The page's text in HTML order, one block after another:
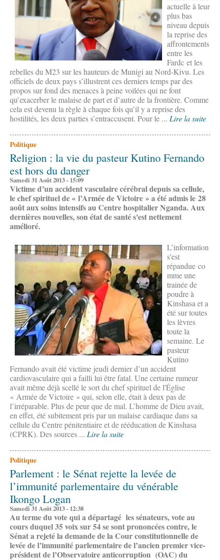
actuelle à leur
plus bas
niveau depuis
la reprise des
affrontements
entre les
Fardc et les
rebelles du M23 sur les hauteurs de Munigi au Nord-Kivu. Les
officiels de deux pays s’illustrent ces derniers temps par des
propos sur fond des menaces à peine voilées qui ne font
qu’exacerber le malaise de part et d’autre de la frontière. Comme
cela est devenu la règle à chaque fois qu’il y a reprise des
hostilités, les deux parties s’entraccusent. Pour le ... Lire la suite
Politique
Religion : la vie du pasteur Kutino Fernando
est hors du danger
Samedi 31 Août 2013 - 15:09
Victime d’un accident vasculaire cérébral depuis sa cellule,
le chef spirituel de « l’Armée de Victoire » a été admis le 28
août aux soins intensifs au Centre hospitalier Nganda. Aux
dernières nouvelles, son état de santé s'est nettement
amélioré.
L’information
s'est
répandue co
mme une
trainée de
poudre à
Kinshasa et a
été sur toutes
les lèvres
toute la
semaine. Le
pasteur
Kutino
Fernando avait été victime jeudi dernier d’un accident
cardiovasculaire qui a failli lui être fatal. Une certaine rumeur
avait même déjà scellé le sort du chef spirituel de l'Église
« Armée de Victoire » qui, selon elle, était à deux pas de
l’irréparable. Plus de peur que de mal. L’homme de Dieu avait,
en effet, été subitement pris par un malaise cardiaque dans sa
cellule du Centre pénitentiaire et de rééducation de Kinshasa
(CPRK). Des sources ... Lire la suite
Politique
Parlement : le Sénat rejette la levée de
l’immunité parlementaire du vénérable
Ikongo Logan
Samedi 31 Août 2013 - 12:38
Au terme du vote qui a départagé les sénateurs, vote au
cours duquel 35 voix sur 54 se sont prononcées contre, le
Sénat a rejeté la demande de la Cour constitutionnelle de
levée de l’immunité parlementaire de l’ancien premier vice-
président de l’Observatoire anticorruption (OAC) du